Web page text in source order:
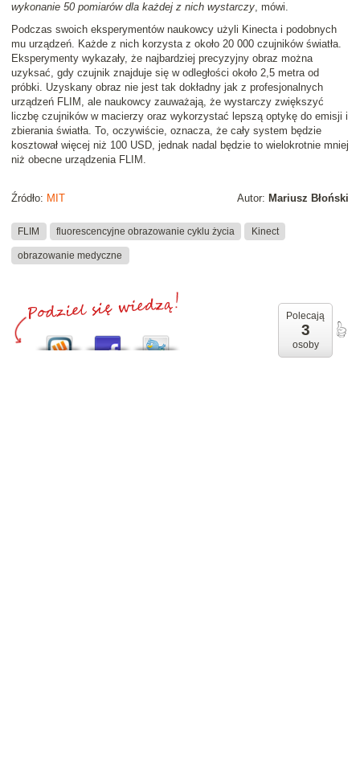
wykonanie 50 pomiarów dla każdej z nich wystarczy, mówi.
Podczas swoich eksperymentów naukowcy użyli Kinecta i podobnych
mu urządzeń. Każde z nich korzysta z około 20 000 czujników światła.
Eksperymenty wykazały, że najbardziej precyzyjny obraz można
uzyksać, gdy czujnik znajduje się w odległości około 2,5 metra od
próbki. Uzyskany obraz nie jest tak dokładny jak z profesjonalnych
urządzeń FLIM, ale naukowcy zauważają, że wystarczy zwiększyć
liczbę czujników w macierzy oraz wykorzystać lepszą optykę do emisji i
zbierania światła. To, oczywiście, oznacza, że cały system będzie
kosztował więcej niż 100 USD, jednak nadal będzie to wielokrotnie mniej
niż obecne urządzenia FLIM.
Autor: Mariusz Błoński
Źródło: MIT
FLIM fluorescencyjne obrazowanie cyklu życia Kinect
obrazowanie medyczne
Polecają
3
osoby